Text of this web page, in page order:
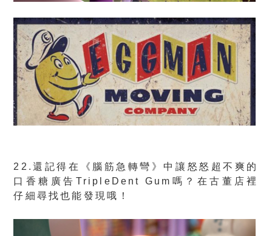
22.還記得在《腦筋急轉彎》中讓怒怒超不爽的
口香糖廣告TripleDent Gum嗎？在古董店裡
仔細尋找也能發現哦！